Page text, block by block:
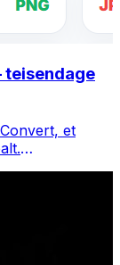
teisendage
et